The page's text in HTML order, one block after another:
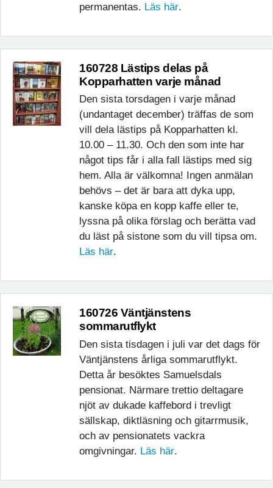
permanentas. Läs här.
160728 Lästips delas på
Kopparhatten varje månad
Den sista torsdagen i varje månad
(undantaget december) träffas de som
vill dela lästips på Kopparhatten kl.
10.00 – 11.30. Och den som inte har
något tips får i alla fall lästips med sig
hem. Alla är välkomna! Ingen anmälan
behövs – det är bara att dyka upp,
kanske köpa en kopp kaffe eller te,
lyssna på olika förslag och berätta vad
du läst på sistone som du vill tipsa om.
Läs här.
160726 Väntjänstens
sommarutflykt
Den sista tisdagen i juli var det dags för
Väntjänstens årliga sommarutflykt.
Detta år besöktes Samuelsdals
pensionat. Närmare trettio deltagare
njöt av dukade kaffebord i trevligt
sällskap, diktläsning och gitarrmusik,
och av pensionatets vackra
omgivningar. Läs här.